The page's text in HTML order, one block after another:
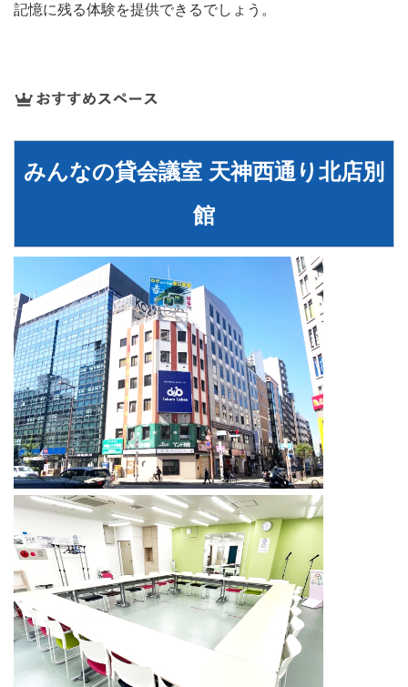
記憶に残る体験を提供できるでしょう。
みんなの貸会議室 天神西通り北店別
館